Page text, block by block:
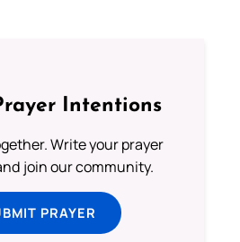
Intentions
Write your prayer
join our community.
PRAYER